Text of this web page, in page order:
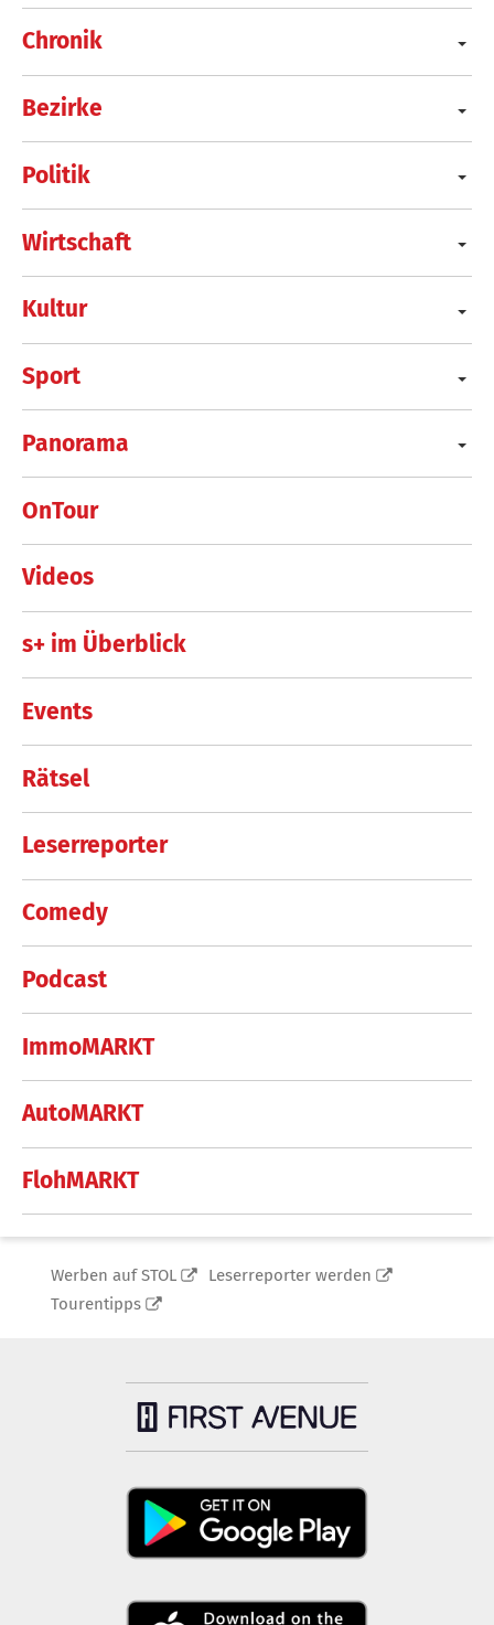
Chronik
Bezirke
Politik
Wirtschaft
Kultur
Sport
Panorama
OnTour
Videos
s+ im Überblick
Events
Rätsel
Leserreporter
Comedy
Podcast
ImmoMARKT
AutoMARKT
FlohMARKT
Werben auf STOL
Leserreporter werden
Tourentipps